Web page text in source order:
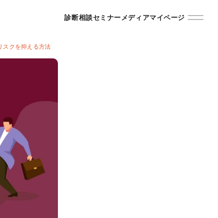
診断相談セミナーメディアマイページ
スクを抑える方法